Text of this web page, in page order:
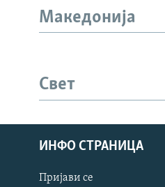
Македонија
Свет
ИНФО СТРАНИЦА
Пријави се